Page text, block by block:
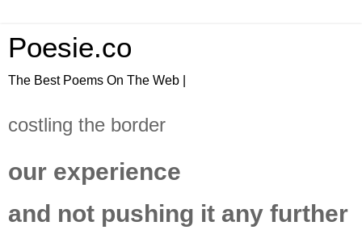
Poesie.co
The Best Poems On The Web |
costling the border
our experience
and not pushing it any further